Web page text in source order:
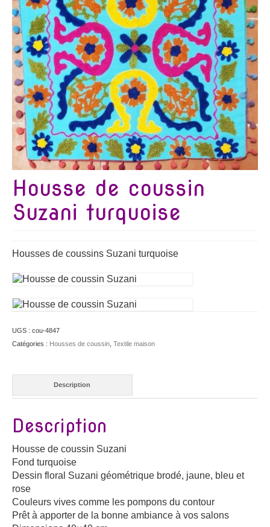
Vêtements
Tous nos imprimés
Présentation Marie-Lise Corda
Blog
Contact
Housse de coussin
Suzani turquoise
Housses de coussins Suzani turquoise
UGS : cou-4847
Catégories : Housses de coussin Textile maison
Description
Description
Housse de coussin Suzani
Fond turquoise
Dessin floral Suzani géométrique brodé, jaune, bleu et
rose
Couleurs vives comme les pompons du contour
Prêt à apporter de la bonne ambiance à vos salons